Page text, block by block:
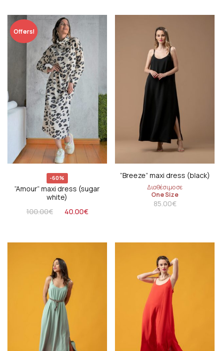
Offers!
-60%
”Amour” maxi dress (sugar
white)
100.00€ 40.00€
”Breeze” maxi dress (black)
Διαθέσιμο σε
One Size
85.00€